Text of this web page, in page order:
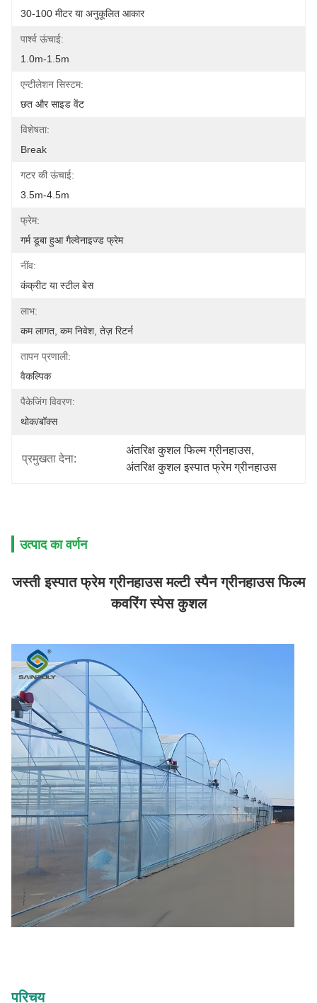
30-100 मीटर या अनुकूलित आकार
पार्श्व ऊंचाई:
1.0m-1.5m
एन्टीलेशन सिस्टम:
छत और साइड वेंट
विशेषता:
Break
गटर की ऊंचाई:
3.5m-4.5m
फ्रेम:
गर्म डूबा हुआ गैल्वेनाइज्ड फ्रेम
नींव:
कंक्रीट या स्टील बेस
लाभ:
कम लागत, कम निवेश, तेज़ रिटर्न
तापन प्रणाली:
वैकल्पिक
पैकेजिंग विवरण:
थोक/बॉक्स
प्रमुखता देना:
अंतरिक्ष कुशल फिल्म ग्रीनहाउस,
अंतरिक्ष कुशल इस्पात फ्रेम ग्रीनहाउस
उत्पाद का वर्णन
जस्ती इस्पात फ्रेम ग्रीनहाउस मल्टी स्पैन ग्रीनहाउस फिल्म
कवरिंग स्पेस कुशल
परिचय